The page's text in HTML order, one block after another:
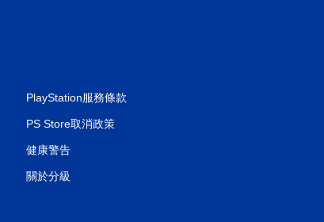
PlayStation服務條款
PS Store取消政策
健康警告
關於分級